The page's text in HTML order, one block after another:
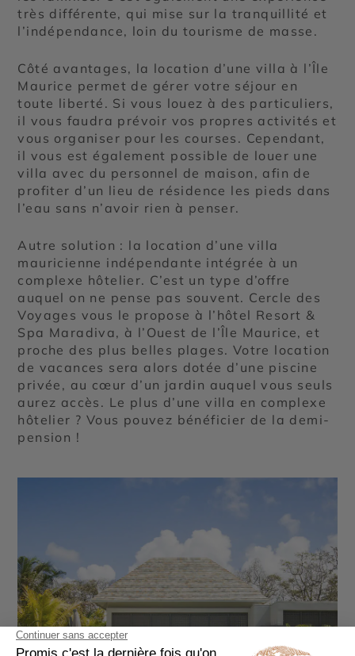
très différente, qui mise sur la tranquillité et
l’indépendance, loin du tourisme de masse.
Côté avantages, la location d’une villa à l’Île
Maurice permet de gérer votre séjour en
toute liberté. Si vous louez à des particuliers,
il vous faudra prévoir vos propres activités et
vous organiser pour les courses. Cependant,
il vous est également possible de louer une
villa avec du personnel de maison, afin de
profiter d’un lieu de résidence les pieds dans
l’eau sans n’avoir rien à penser.
Autre solution : la location d’une villa
mauricienne indépendante intégrée à un
complexe hôtelier. C’est un type d’offre
auquel on ne pense pas souvent. Cercle des
Voyages vous le propose à l’hôtel Resort &
Spa Maradiva, à l’Ouest de l’Île Maurice, et
proche des plus belles plages. Votre location
de vacances sera alors dotée d’une piscine
privée, au cœur d’un jardin auquel vous seuls
aurez accès. Le plus d’une villa en complexe
hôtelier ? Vous pouvez bénéficier de la demi-
pension !